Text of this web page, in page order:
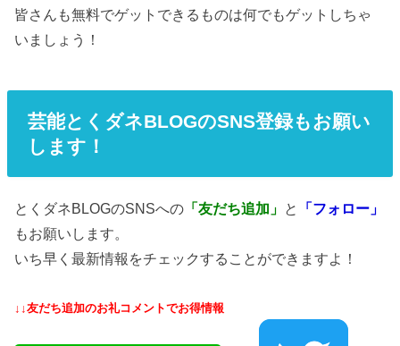
皆さんも無料でゲットできるものは何でもゲットしちゃ
いましょう！
芸能とくダネBLOGのSNS登録もお願い
します！
とくダネBLOGのSNSへの 「友だち追加」 と
「フォロー」
もお願いします。
いち早く最新情報をチェックすることができますよ！
↓↓友だち追加のお礼コメントでお得情報